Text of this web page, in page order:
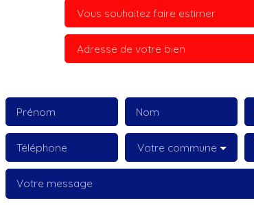
Vous souhaitez faire estimer
Adresse de votre bien
Prénom Nom
Téléphone Votre commune
Votre message